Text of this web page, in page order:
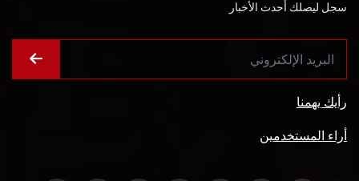
سجل ليصلك أحدث الأخبار
رأيك يهمنا
أراء المستخدمين